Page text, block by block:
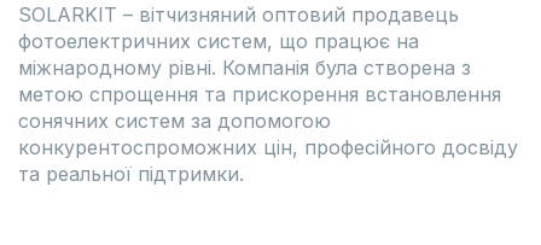
SOLARKIT – вітчизняний оптовий продавець
фотоелектричних систем, що працює на
міжнародному рівні. Компанія була створена з
метою спрощення та прискорення встановлення
сонячних систем за допомогою
конкурентоспроможних цін, професійного досвіду
та реальної підтримки.